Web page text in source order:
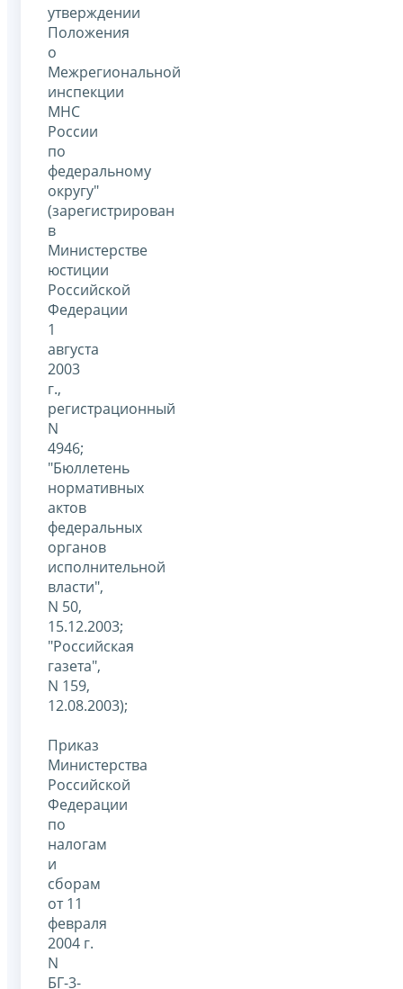
утверждении
Положения
о
Межрегиональной
инспекции
МНС
России
по
федеральному
округу"
(зарегистрирован
в
Министерстве
юстиции
Российской
Федерации
1
августа
2003
г.,
регистрационный
N
4946;
"Бюллетень
нормативных
актов
федеральных
органов
исполнительной
власти",
N 50,
15.12.2003;
"Российская
газета",
N 159,
12.08.2003);
Приказ
Министерства
Российской
Федерации
по
налогам
и
сборам
от 11
февраля
2004 г.
N
БГ-3-